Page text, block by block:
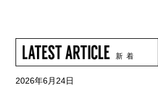
新 着
2026年6月24日